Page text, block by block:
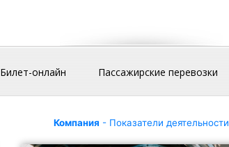
Билет-онлайн Пассажирские перевозки
Компания - Показатели деятельности